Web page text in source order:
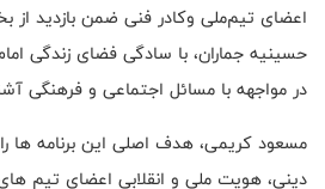
اعضای تیم‌ملی و‌کادر فنی ضمن بازدید
حسینیه جماران، با سادگی فضای زندگی
در مواجهه با مسائل اجتماعی و فرهنگی
مسعود کریمی، هدف اصلی این برنامه ها
دینی، هویت ملی و انقلابی اعضای تیم